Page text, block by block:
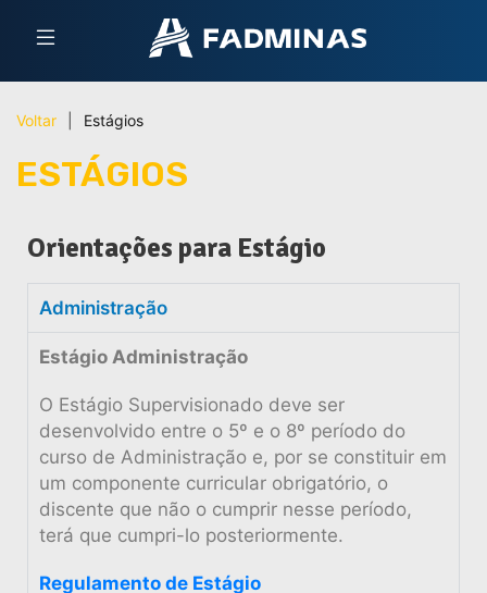
Voltar Estágios
ESTÁGIOS
Orientações para Estágio
Administração
Estágio Administração
O Estágio Supervisionado deve ser
desenvolvido entre o 5º e o 8º período do
curso de Administração e, por se constituir em
um componente curricular obrigatório, o
discente que não o cumprir nesse período,
terá que cumpri-lo posteriormente.
Regulamento de Estágio